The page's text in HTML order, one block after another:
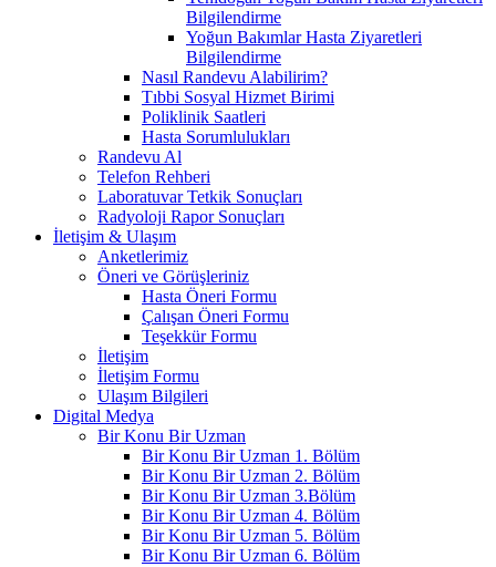
Bilgilendirme
Yoğun Bakımlar Hasta Ziyaretleri
Bilgilendirme
Nasıl Randevu Alabilirim?
Tıbbi Sosyal Hizmet Birimi
Poliklinik Saatleri
Hasta Sorumlulukları
Randevu Al
Telefon Rehberi
Laboratuvar Tetkik Sonuçları
Radyoloji Rapor Sonuçları
İletişim & Ulaşım
Anketlerimiz
Öneri ve Görüşleriniz
Hasta Öneri Formu
Çalışan Öneri Formu
Teşekkür Formu
İletişim
İletişim Formu
Ulaşım Bilgileri
Digital Medya
Bir Konu Bir Uzman
Bir Konu Bir Uzman 1. Bölüm
Bir Konu Bir Uzman 2. Bölüm
Bir Konu Bir Uzman 3.Bölüm
Bir Konu Bir Uzman 4. Bölüm
Bir Konu Bir Uzman 5. Bölüm
Bir Konu Bir Uzman 6. Bölüm